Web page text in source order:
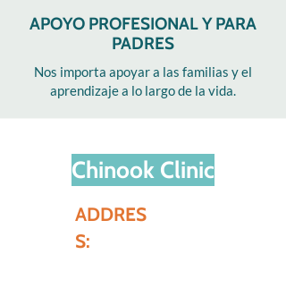
APOYO PROFESIONAL Y PARA
PADRES
Nos importa apoyar a las familias y el
aprendizaje a lo largo de la vida.
Chinook Clinic
ADDRES
S: